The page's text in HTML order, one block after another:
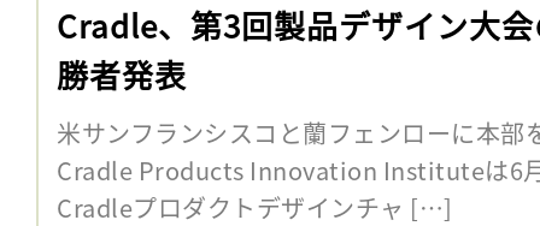
Cradle、第3回製品デザイン大
勝者発表
米サンフランシスコと蘭フェンローに本
Cradle Products Innovation Instituteは6
Cradleプロダクトデザインチャ […]